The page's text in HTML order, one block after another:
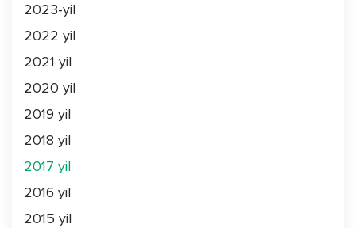
2023-yil
2022 yil
2021 yil
2020 yil
2019 yil
2018 yil
2017 yil
2016 yil
2015 yil